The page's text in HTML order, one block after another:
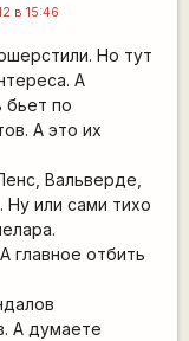
в 15:46
Но тут
А
бьет по
А это их
Вальверде,
Ну или сами тихо
главное отбить
А думаете